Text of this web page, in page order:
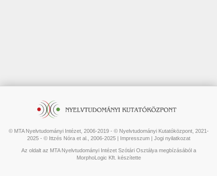
© MTA Nyelvtudományi Intézet, 2006-2019 - © Nyelvtudományi Kutatóközpont, 2021-
2025 - © Ittzés Nóra et al., 2006-2025 | Impresszum| Jogi nyilatkozat
Az oldalt az MTA Nyelvtudományi Intézet Szótári Osztálya megbízásából a
MorphoLogic Kft. készítette